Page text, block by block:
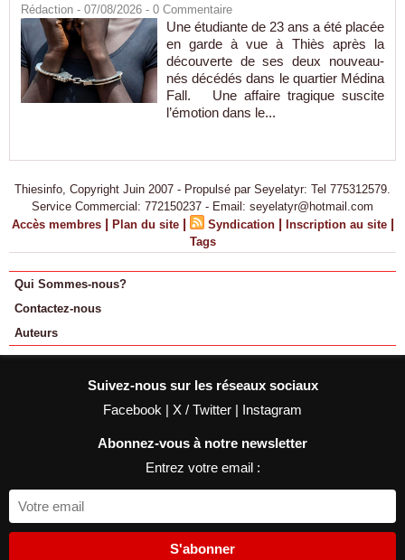
Rédaction - 07/08/2026 - 0 Commentaire
Une étudiante de 23 ans a été placée
en garde à vue à Thiès après la
découverte de ses deux nouveau-
nés décédés dans le quartier Médina
Fall. Une affaire tragique suscite
l’émotion dans le...
Thiesinfo, Copyright Juin 2007 - Propulsé par Seyelatyr: Tel 775312579.
Service Commercial: 772150237 - Email: seyelatyr@hotmail.com
Accès membres | Plan du site | Syndication | Inscription au site |
Tags
Qui Sommes-nous?
Contactez-nous
Auteurs
Suivez-nous sur les réseaux sociaux
Facebook | X / Twitter | Instagram
Abonnez-vous à notre newsletter
Entrez votre email :
S'abonner